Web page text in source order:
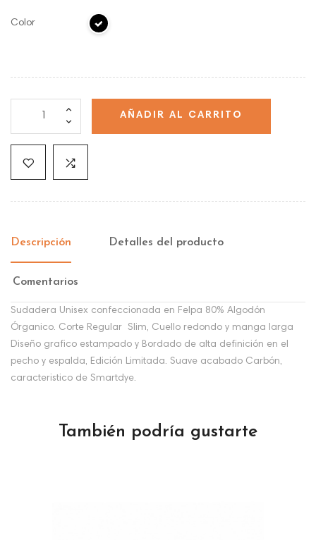
Color
AÑADIR AL CARRITO
Descripción Detalles del producto
Comentarios
Sudadera Unisex confeccionada en Felpa 80% Algodón
Órganico. Corte Regular Slim, Cuello redondo y manga larga
Diseño grafico estampado y Bordado de alta definición en el
pecho y espalda, Edición Limitada. Suave acabado Carbón,
caracteristico de Smartdye.
También podría gustarte